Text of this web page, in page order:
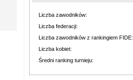
Liczba zawodników:
Liczba federacji:
Liczba zawodników z rankingiem FIDE:
Liczba kobiet:
Średni ranking turnieju: